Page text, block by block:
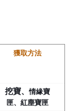
獲取方法
挖寶、情緣寶
匣、紅塵寶匣